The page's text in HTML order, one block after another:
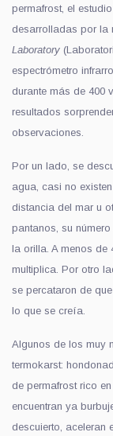
permafrost, el
desarrolladas por la
Laboratory
espectrómetro
durante más de 400
resultados
observaciones.
Por un lado, se
agua, casi no
distancia del mar u
pantanos, su
la orilla. A menos de
multiplica. Por otro
se percataron de
lo que se creía.
Algunos de los muy
termokarst:
de permafrost rico
encuentran ya
descuierto, aceleran